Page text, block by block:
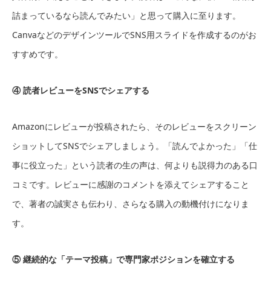
詰まっているなら読んでみたい」と思って購入に至ります。
CanvaなどのデザインツールでSNS用スライドを作成するのがお
すすめです。
④ 読者レビューをSNSでシェアする
Amazonにレビューが投稿されたら、そのレビューをスクリーン
ショットしてSNSでシェアしましょう。「読んでよかった」「仕
事に役立った」という読者の生の声は、何よりも説得力のある口
コミです。レビューに感謝のコメントを添えてシェアすること
で、著者の誠実さも伝わり、さらなる購入の動機付けになりま
す。
⑤ 継続的な「テーマ投稿」で専門家ポジションを確立する